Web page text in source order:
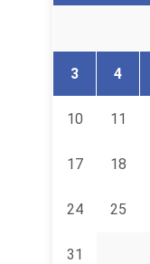
3 4
10 11
17 18
24 25
31